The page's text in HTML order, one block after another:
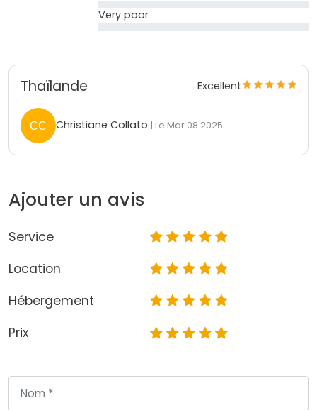
Very poor
Thaïlande Excellent
Christiane Collato | Le Mar 08 2025
Ajouter un avis
Service
Location
Hébergement
Prix